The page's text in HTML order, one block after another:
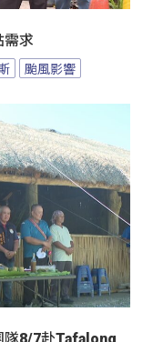
需求
颱風影響